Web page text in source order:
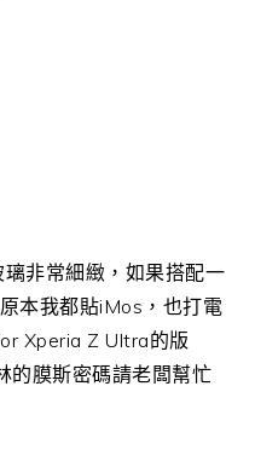
非常細緻，如果搭配一
本我都貼iMos，也打電
Xperia Z Ultra的版
的膜斯密碼請老闆幫忙